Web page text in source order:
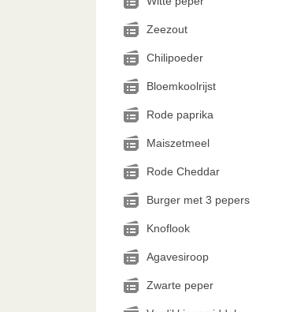
Zeezout
Chilipoeder
Bloemkoolrijst
Rode paprika
Maiszetmeel
Rode Cheddar
Burger met 3 pepers
Knoflook
Agavesiroop
Zwarte peper